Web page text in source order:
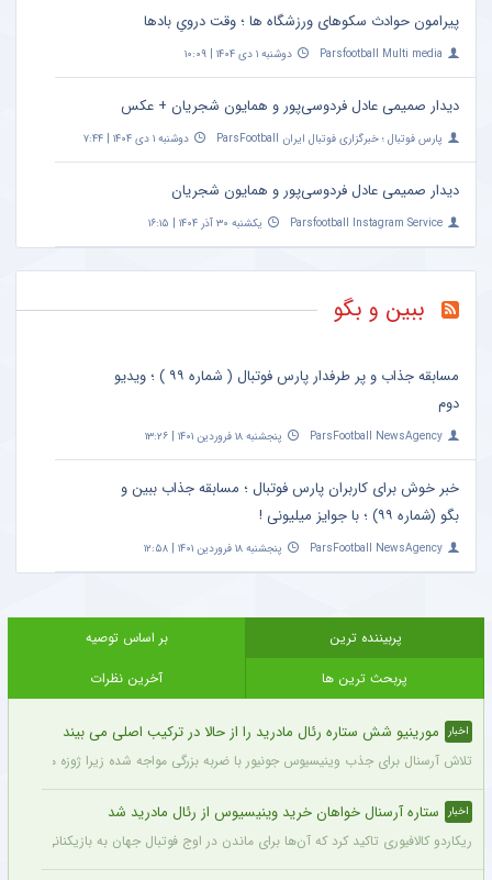
ببین و بگو
مسابقه جذاب و پر طرفدار پارس فوتبال ( شماره ۹۹ ) ؛ ویدیو
دوم
ParsFootball NewsAgency پنجشنبه ۱۸ فروردین ۱۴۰۱ | ۱۳:۲۶
خبر خوش برای کاربران پارس فوتبال ؛ مسابقه جذاب ببین و
بگو (شماره ۹۹) ؛ با جوایز میلیونی !
ParsFootball NewsAgency پنجشنبه ۱۸ فروردین ۱۴۰۱ | ۱۲:۵۸
پیرامون حوادث سکوهای ورزشگاه ها ؛ وقت درویِ بادها
Parsfootball Multi media دوشنبه ۱ دی ۱۴۰۴ | ۱۰:۰۹
دیدار صمیمی عادل فردوسی‌پور و همایون شجریان + عکس
پارس فوتبال ؛ خبرگزاری فوتبال ایران ParsFootball دوشنبه ۱ دی ۱۴۰۴ | ۷:۴۴
دیدار صمیمی عادل فردوسی‌پور و همایون شجریان
Parsfootball Instagram Service یکشنبه ۳۰ آذر ۱۴۰۴ | ۱۶:۱۵
پربیننده ترین
بر اساس توصیه
پربحث ترین ها
آخرین نظرات
اخبار مورینیو شش ستاره رئال مادرید را از حالا در ترکیب اصلی می بیند
تلاش آرسنال برای جذب وینیسیوس جونیور با ضربه بزرگی مواجه شده زیرا ژوزه مورینیو او را یک
اخبار ستاره آرسنال خواهان خرید وینیسیوس از رئال مادرید شد
ریکاردو کالافیوری تاکید کرد که آن‌ها برای ماندن در اوج فوتبال جهان به بازیکنانی در